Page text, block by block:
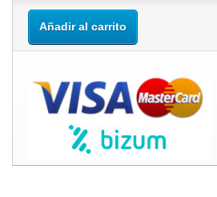
Añadir al carrito